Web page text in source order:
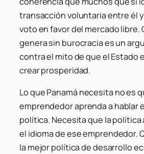
transacción voluntaria entre él
voto en favor del mercado libre.
genera sin burocracia es un
contra el mito de que el Estado
crear prosperidad.
Lo que Panamá necesita no es
emprendedor aprenda a hablar
política. Necesita que la política
el idioma de ese emprendedor.
la mejor política de desarrollo